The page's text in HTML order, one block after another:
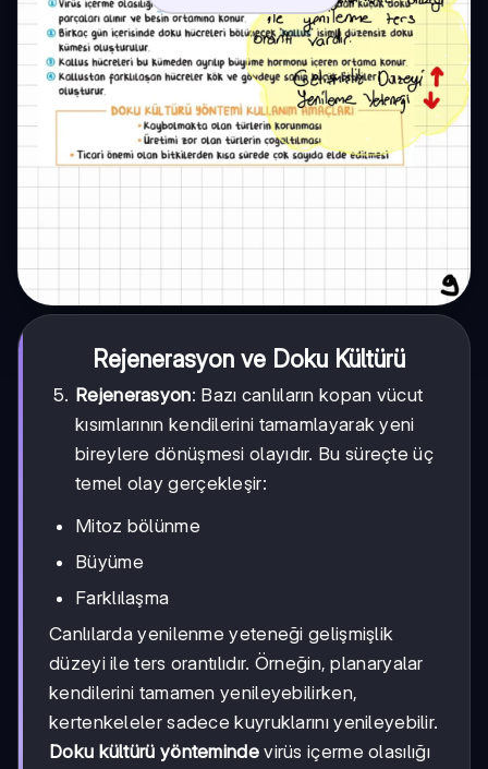
Rejenerasyon ve Doku Kültürü
Rejenerasyon: Bazı canlıların kopan vücut
kısımlarının kendilerini tamamlayarak yeni
bireylere dönüşmesi olayıdır. Bu süreçte üç
temel olay gerçekleşir:
Mitoz bölünme
Büyüme
Farklılaşma
Canlılarda yenilenme yeteneği gelişmişlik
düzeyi ile ters orantılıdır. Örneğin, planaryalar
kendilerini tamamen yenileyebilirken,
kertenkeleler sadece kuyruklarını yenileyebilir.
Doku kültürü yöntemindevirüs içerme olasılığı